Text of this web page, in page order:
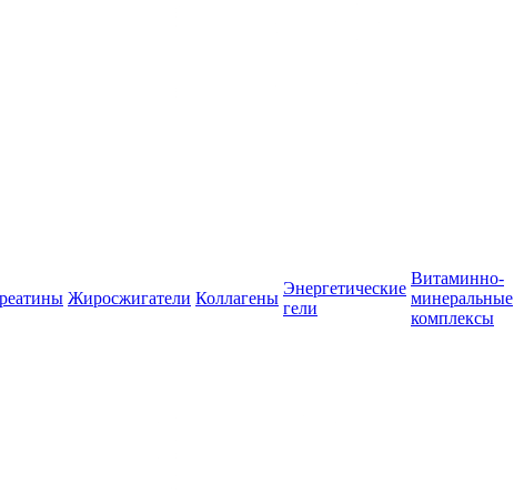
Жиросжигатели Коллагены
Энергетические
гели
Витаминно-
минеральные
комплексы